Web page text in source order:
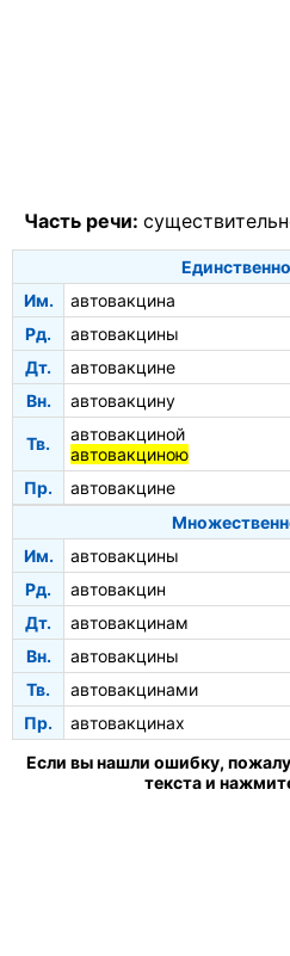
Часть речи:
Им.
автовакцина
Рд.
автовакцины
Дт.
автовакцине
Вн.
автовакцину
Тв.
автовакциной
автовакциною
Пр.
автовакцине
Им.
автовакцины
Рд.
автовакцин
Дт.
автовакцинам
Вн.
автовакцины
Тв.
автовакцинами
Пр.
автовакцинах
Если вы нашли ошибку,
текста и